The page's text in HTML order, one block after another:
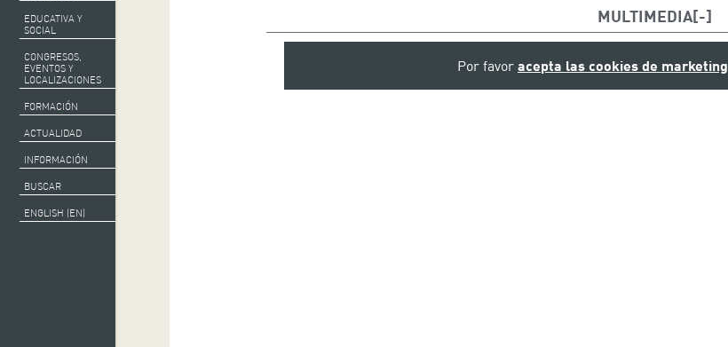
EDUCATIVA Y
SOCIAL
CONGRESOS,
EVENTOS Y
LOCALIZACIONES
FORMACIÓN
ACTUALIDAD
INFORMACIÓN
BUSCAR
ENGLISH (EN)
MULTIMEDIA
Por favor acepta las cookies de marketing